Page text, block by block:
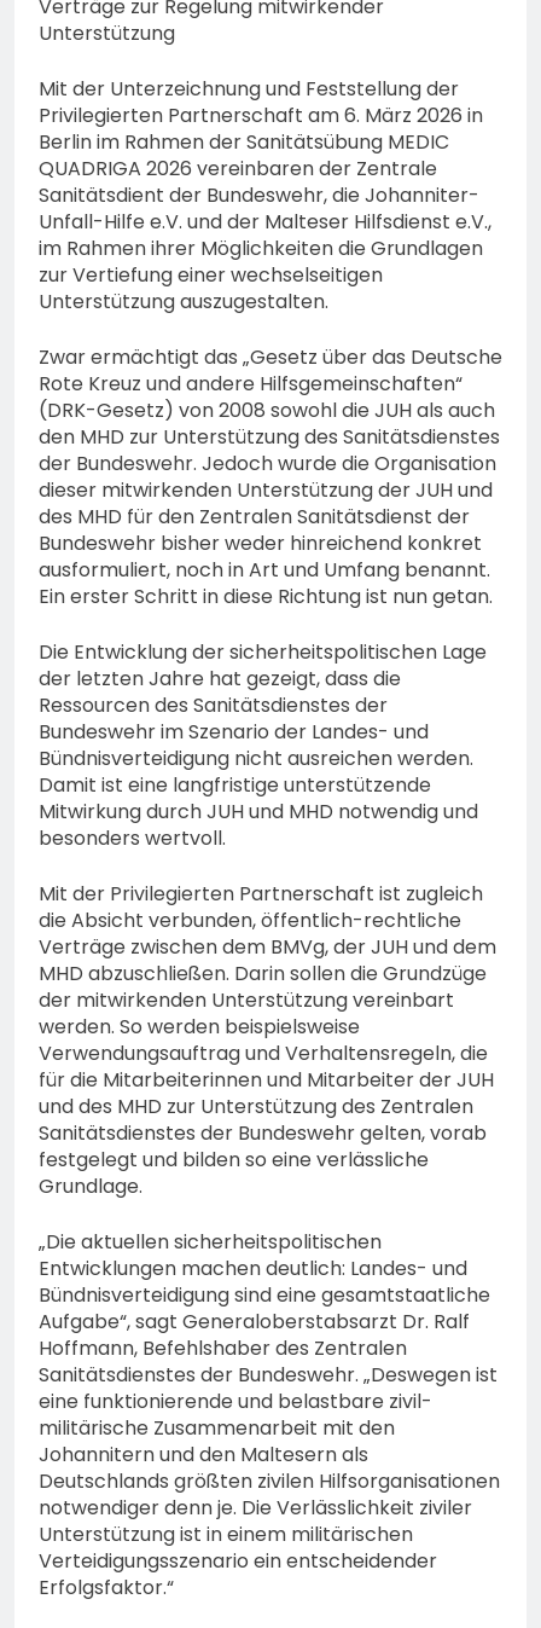
Mann aus Geisenheim
Verträge zur Regelung mitwirkender
Unterstützung
Mit der Unterzeichnung und Feststellung der
Privilegierten Partnerschaft am 6. März 2026 in
Berlin im Rahmen der Sanitätsübung MEDIC
QUADRIGA 2026 vereinbaren der Zentrale
Sanitätsdient der Bundeswehr, die Johanniter-
Unfall-Hilfe e.V. und der Malteser Hilfsdienst e.V.,
im Rahmen ihrer Möglichkeiten die Grundlagen
zur Vertiefung einer wechselseitigen
Unterstützung auszugestalten.
Zwar ermächtigt das „Gesetz über das Deutsche
Rote Kreuz und andere Hilfsgemeinschaften“
(DRK-Gesetz) von 2008 sowohl die JUH als auch
den MHD zur Unterstützung des Sanitätsdienstes
der Bundeswehr. Jedoch wurde die Organisation
dieser mitwirkenden Unterstützung der JUH und
des MHD für den Zentralen Sanitätsdienst der
Bundeswehr bisher weder hinreichend konkret
ausformuliert, noch in Art und Umfang benannt.
Ein erster Schritt in diese Richtung ist nun getan.
Die Entwicklung der sicherheitspolitischen Lage
der letzten Jahre hat gezeigt, dass die
Ressourcen des Sanitätsdienstes der
Bundeswehr im Szenario der Landes- und
Bündnisverteidigung nicht ausreichen werden.
Damit ist eine langfristige unterstützende
Mitwirkung durch JUH und MHD notwendig und
besonders wertvoll.
Mit der Privilegierten Partnerschaft ist zugleich
die Absicht verbunden, öffentlich-rechtliche
Verträge zwischen dem BMVg, der JUH und dem
MHD abzuschließen. Darin sollen die Grundzüge
der mitwirkenden Unterstützung vereinbart
werden. So werden beispielsweise
Verwendungsauftrag und Verhaltensregeln, die
für die Mitarbeiterinnen und Mitarbeiter der JUH
und des MHD zur Unterstützung des Zentralen
Sanitätsdienstes der Bundeswehr gelten, vorab
festgelegt und bilden so eine verlässliche
Grundlage.
„Die aktuellen sicherheitspolitischen
Entwicklungen machen deutlich: Landes- und
Bündnisverteidigung sind eine gesamtstaatliche
Aufgabe“, sagt Generaloberstabsarzt Dr. Ralf
Hoffmann, Befehlshaber des Zentralen
Sanitätsdienstes der Bundeswehr. „Deswegen ist
eine funktionierende und belastbare zivil-
militärische Zusammenarbeit mit den
Johannitern und den Maltesern als
Deutschlands größten zivilen Hilfsorganisationen
notwendiger denn je. Die Verlässlichkeit ziviler
Unterstützung ist in einem militärischen
Verteidigungsszenario ein entscheidender
Erfolgsfaktor.“